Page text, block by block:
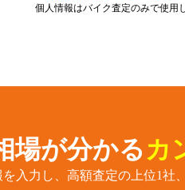
個人情報はバイク査定のみで使用
場が分かる カ
入力し、高額査定の上位1社